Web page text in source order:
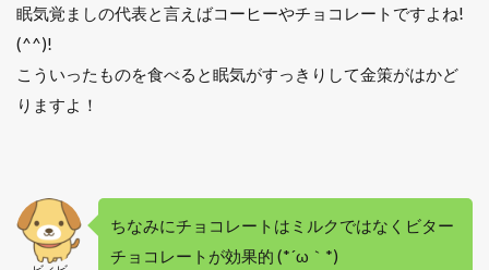
眠気覚ましの代表と言えばコーヒーやチョコレートですよね!
(^^)!
こういったものを食べると眠気がすっきりして金策がはかど
りますよ！
ちなみにチョコレートはミルクではなくビター
チョコレートが効果的 (*´ω｀*)